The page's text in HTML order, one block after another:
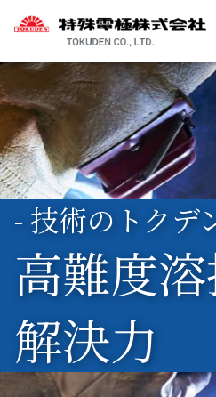
- 技術のトクデ
高難度
解決力